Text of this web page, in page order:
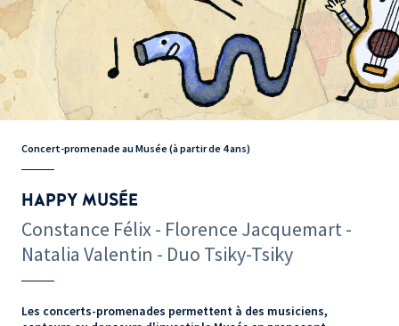
Concert-promenade au Musée (à partir de 4 ans)
HAPPY MUSÉE
Constance Félix - Florence Jacquemart -
Natalia Valentin - Duo Tsiky-Tsiky
Les concerts-promenades permettent à des musiciens,